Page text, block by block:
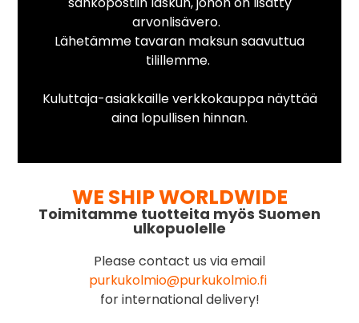
arvonlisävero.
Lähetämme tavaran maksun saavuttua
tilillemme.
Kuluttaja-asiakkaille verkkokauppa näyttää
aina lopullisen hinnan.
WE SHIP WORLDWIDE
Toimitamme tuotteita myös Suomen
ulkopuolelle
Please contact us via email
purkukolmio@purkukolmio.fi
for international delivery!